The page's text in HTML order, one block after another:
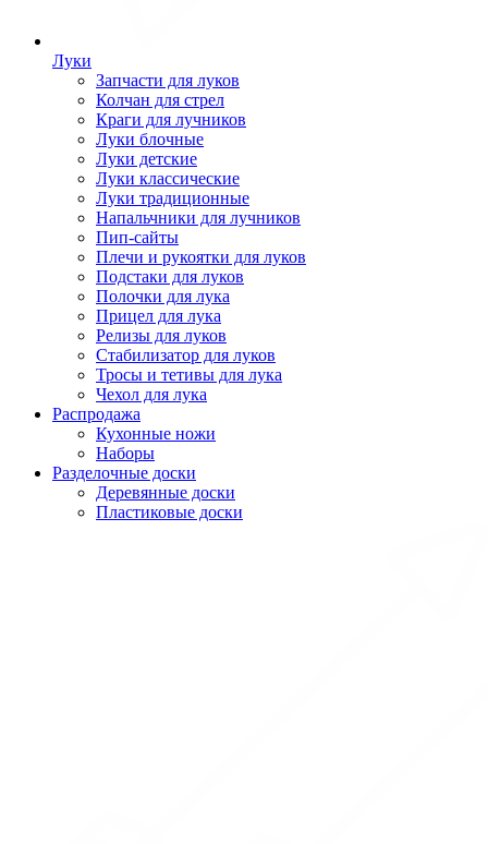
Луки
Запчасти для луков
Колчан для стрел
Краги для лучников
Луки блочные
Луки детские
Луки классические
Луки традиционные
Напальчники для лучников
Пип-сайты
Плечи и рукоятки для луков
Подстаки для луков
Полочки для лука
Прицел для лука
Релизы для луков
Стабилизатор для луков
Тросы и тетивы для лука
Чехол для лука
Распродажа
Кухонные ножи
Наборы
Разделочные доски
Деревянные доски
Пластиковые доски